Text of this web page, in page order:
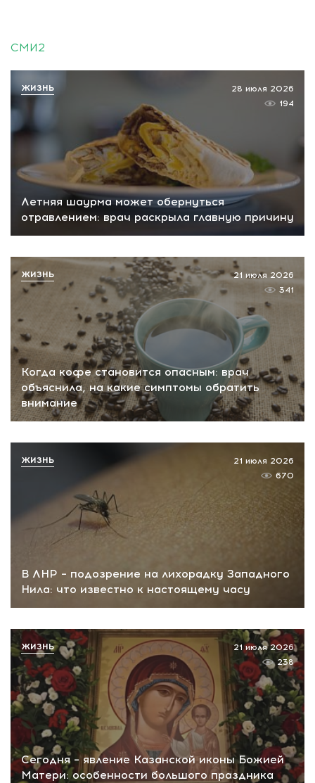
СМИ2
Летняя шаурма может обернуться
отравлением: врач раскрыла главную причину
28 июля 2026
194
ЖИЗНЬ
Когда кофе становится опасным: врач
объяснила, на какие симптомы обратить
внимание
21 июля 2026
341
ЖИЗНЬ
В ЛНР – подозрение на лихорадку Западного
Нила: что известно к настоящему часу
21 июля 2026
670
ЖИЗНЬ
Сегодня – явление Казанской иконы Божией
Матери: особенности большого праздника
21 июля 2026
238
ЖИЗНЬ